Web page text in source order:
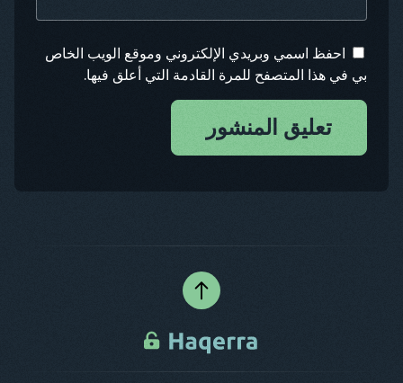
احفظ اسمي وبريدي الإلكتروني وموقع الويب الخاص
بي في هذا المتصفح للمرة القادمة التي أعلق فيها.
تعليق المنشور